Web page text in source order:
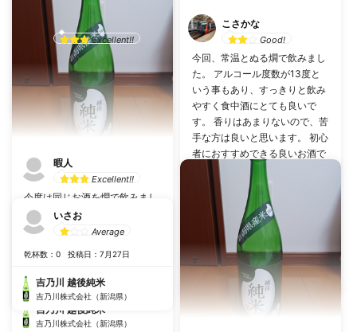
まめ
Excellent!!
乾杯数：1 投稿日：4月9日
吉乃川 越後純米
吉乃川株式会社（新潟県）
こさかな
Good!
今回、常温とぬる燗で飲みまし
た。 アルコール度数が13度と
いう事もあり、すっきりと飲み
やすく食中酒にとても良いで
す。 香りはあまりないので、苦
手な方は良いと思います。 初心
者におすすめできる良いお酒で
す。
するする飲める
日本酒初心者に
乾杯数：6 投稿日：1月2日
吉乃川 越後純米
吉乃川株式会社（新潟県）
暇人
Excellent!!
今度は同じお酒を燗で飲みまし
た。やはり軽くて飲みやすいの
で、燗酒を始める方にもよいか
な一本でした。
乾杯数：2 投稿日：9月3日
吉乃川 越後純米
吉乃川株式会社（新潟県）
いさお
Average
乾杯数：0 投稿日：7月27日
吉乃川 越後純米
吉乃川株式会社（新潟県）